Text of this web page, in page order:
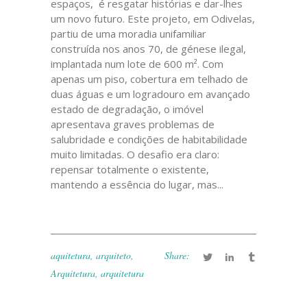
espaços, é resgatar histórias e dar-lhes
um novo futuro. Este projeto, em Odivelas,
partiu de uma moradia unifamiliar
construída nos anos 70, de génese ilegal,
implantada num lote de 600 m². Com
apenas um piso, cobertura em telhado de
duas águas e um logradouro em avançado
estado de degradação, o imóvel
apresentava graves problemas de
salubridade e condições de habitabilidade
muito limitadas. O desafio era claro:
repensar totalmente o existente,
mantendo a essência do lugar, mas...
aquitetura, arquiteto,
Arquitetura, arquitetura
Share: